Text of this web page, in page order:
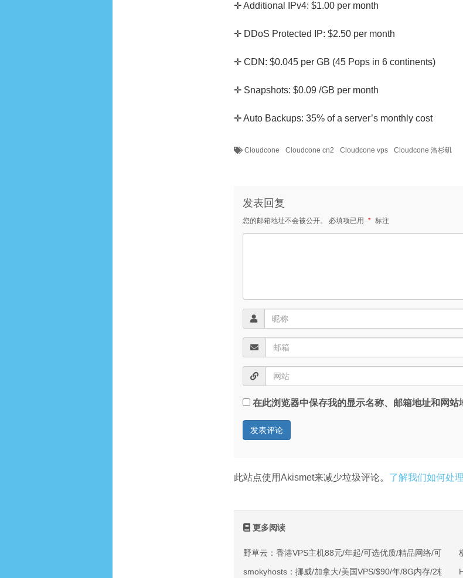
✛ Additional IPv4: $1.00 per month
✛ DDoS Protected IP: $2.50 per month
✛ CDN: $0.045 per GB (45 Pops in 6 continents)
✛ Snapshots: $0.09 /GB per month
✛ Auto Backups: 35% of a server’s monthly cost
Cloudcone Cloudcone cn2 Cloudcone vps Cloudcone 洛杉矶
发表回复
您的邮箱地址不会被公开。 必填项已用 * 标注
在此浏览器中保存我的显示名称、邮箱地址和网站
此站点使用Akismet来减少垃圾评论。 了解我们如何处
更多阅读
野草云：香港VPS主机88元/年起/可选优质/精品网络/可选
smokyhosts：挪威/加拿大/美国VPS/$90/年/8G内存/2核/